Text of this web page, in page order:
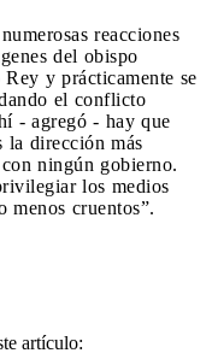
reacciones
del obispo
y prácticamente se
el conflicto
- agregó - hay que
la dirección más
ningún gobierno.
los medios
menos cruentos”.
artículo: